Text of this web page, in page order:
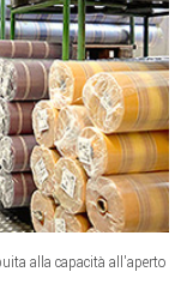
alla capacità all'aperto